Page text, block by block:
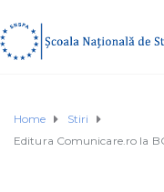
Home
Stiri
Editura Comunicare.ro la